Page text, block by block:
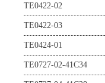
TE0422-02
TE0422-03
TE0424-01
TE0727-02-41C34